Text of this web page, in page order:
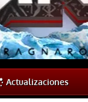
Actualizaciones